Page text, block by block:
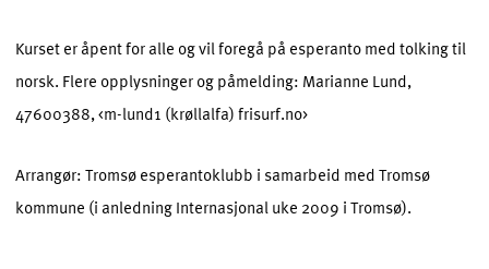
Kurset er åpent for alle og vil foregå på esperanto med tolking til
norsk. Flere opplysninger og påmelding: Marianne Lund,
47600388, <m-lund1 (krøllalfa) frisurf.no>
Arrangør: Tromsø esperantoklubb i samarbeid med Tromsø
kommune (i anledning Internasjonal uke 2009 i Tromsø).